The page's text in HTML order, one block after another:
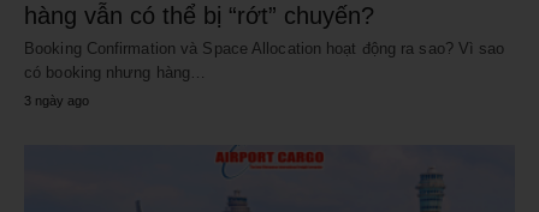
hàng vẫn có thể bị “rớt” chuyến?
Booking Confirmation và Space Allocation hoạt động ra sao? Vì sao
có booking nhưng hàng…
3 ngày ago